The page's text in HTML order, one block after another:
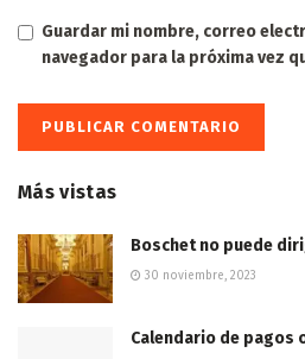
Guardar mi nombre, correo
navegador para la próxima vez
Más vistas
Boschet no puede
30 noviembre, 2023
Calendario de pagos